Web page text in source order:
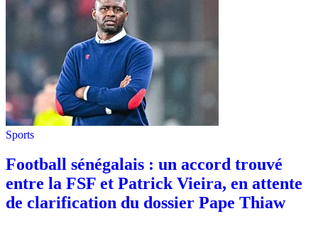
Sports
Football sénégalais : un accord trouvé
entre la FSF et Patrick Vieira, en attente
de clarification du dossier Pape Thiaw